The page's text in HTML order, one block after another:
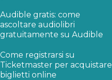
Audible gratis: come
ascoltare audiolibri
gratuitamente su Audible
Come registrarsi su
Ticketmaster per acquistare
biglietti online